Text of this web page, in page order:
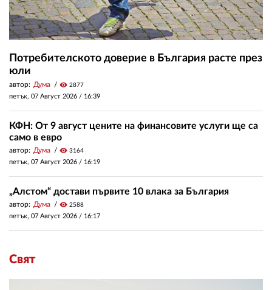
Потребителското доверие в България расте през
юли
автор: Дума visibility 2877
петък, 07 Август 2026 / 16:39
КФН: От 9 август цените на финансовите услуги ще са
само в евро
автор: Дума visibility 3164
петък, 07 Август 2026 / 16:19
„Алстом“ достави първите 10 влака за България
автор: Дума visibility 2588
петък, 07 Август 2026 / 16:17
Свят